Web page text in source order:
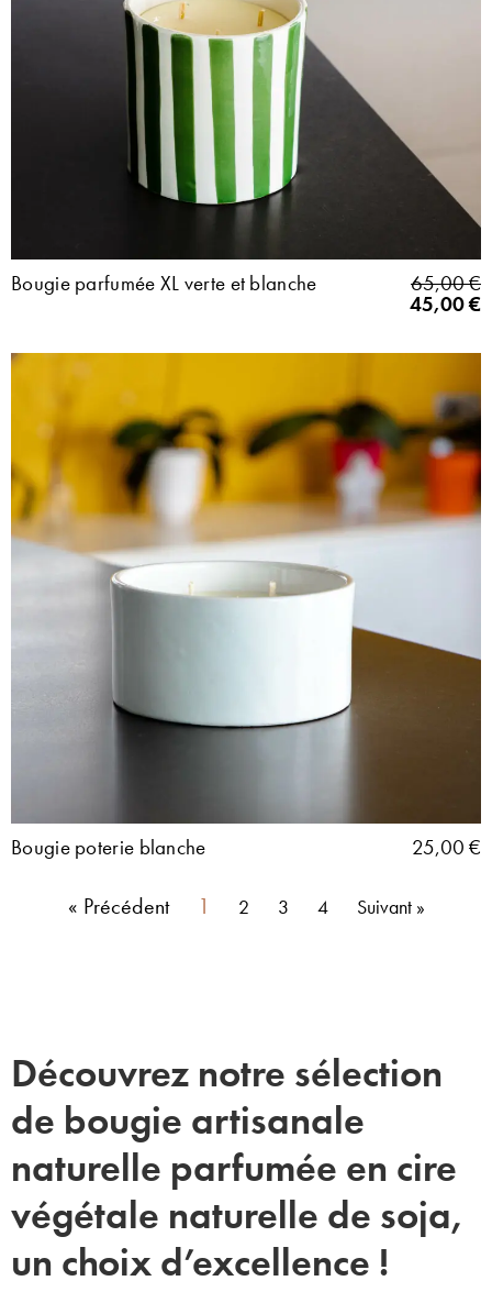
Bougie parfumée XL verte et blanche 65,00€
45,00€
Bougie poterie blanche 25,00 €
« Précédent 1 2 3 4 Suivant »
Découvrez notre sélection
de bougie artisanale
naturelle parfumée en cire
végétale naturelle de soja,
un choix d’excellence !